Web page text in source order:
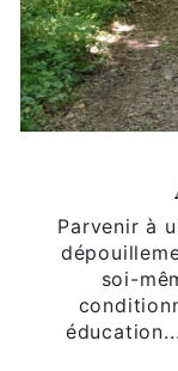
Parvenir à
soi-